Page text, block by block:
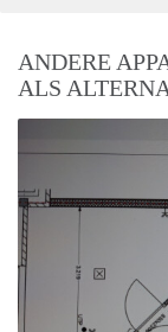
ANDERE
ALS